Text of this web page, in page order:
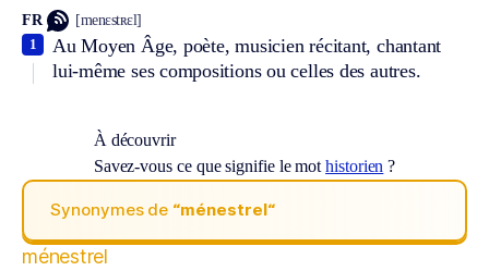
FR [menɛstʀɛl]
Au Moyen Âge, poète, musicien récitant, chantant
lui-même ses compositions ou celles des autres.
1
À découvrir
Savez-vous ce que signifie le mothistorien ?
Synonymes de “ménestrel“
ménestrel